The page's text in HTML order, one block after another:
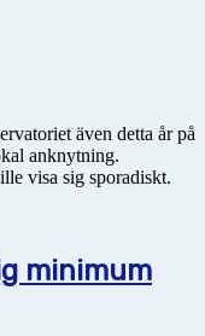
även detta år på
anknytning.
visa sig sporadiskt.
minimum